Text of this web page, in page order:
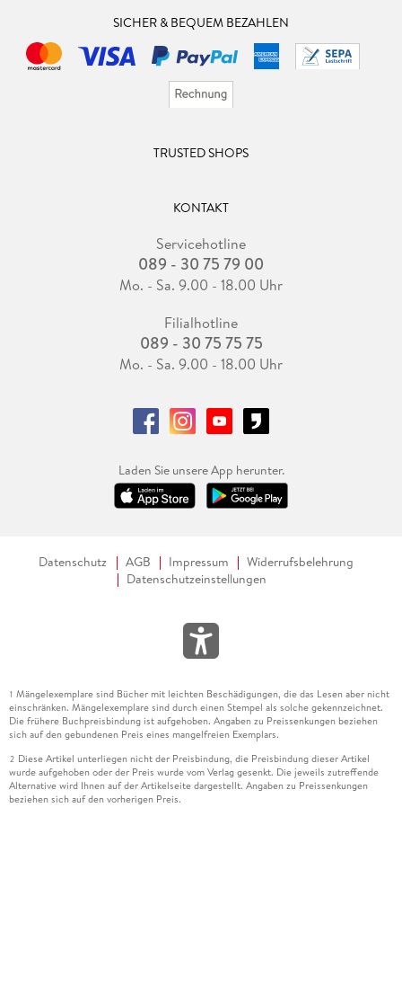
SICHER & BEQUEM BEZAHLEN
TRUSTED SHOPS
KONTAKT
Servicehotline
089 - 30 75 79 00
Mo. - Sa. 9.00 - 18.00 Uhr
Filialhotline
089 - 30 75 75 75
Mo. - Sa. 9.00 - 18.00 Uhr
Laden Sie unsere App herunter.
Datenschutz AGB Impressum
Widerrufsbelehrung
Datenschutzeinstellungen
1 Mängelexemplare sind Bücher mit leichten Beschädigungen, die das Lesen aber nicht
einschränken. Mängelexemplare sind durch einen Stempel als solche gekennzeichnet.
Die frühere Buchpreisbindung ist aufgehoben. Angaben zu Preissenkungen beziehen
sich auf den gebundenen Preis eines mangelfreien Exemplars.
2 Diese Artikel unterliegen nicht der Preisbindung, die Preisbindung dieser Artikel
wurde aufgehoben oder der Preis wurde vom Verlag gesenkt. Die jeweils zutreffende
Alternative wird Ihnen auf der Artikelseite dargestellt. Angaben zu Preissenkungen
beziehen sich auf den vorherigen Preis.